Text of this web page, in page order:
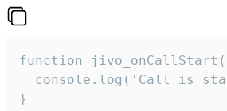
function
console.log('Call is
}